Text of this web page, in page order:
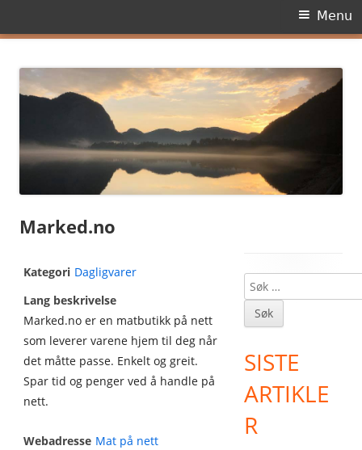
content
Menu
Marked.no
Kategori Dagligvarer
Lang beskrivelse
Marked.no er en matbutikk på nett
som leverer varene hjem til deg når
det måtte passe. Enkelt og greit.
Spar tid og penger ved å handle på
nett.
Webadresse Mat på nett
Main
Sidebar
Søk
etter:
SISTE
ARTIKLE
R